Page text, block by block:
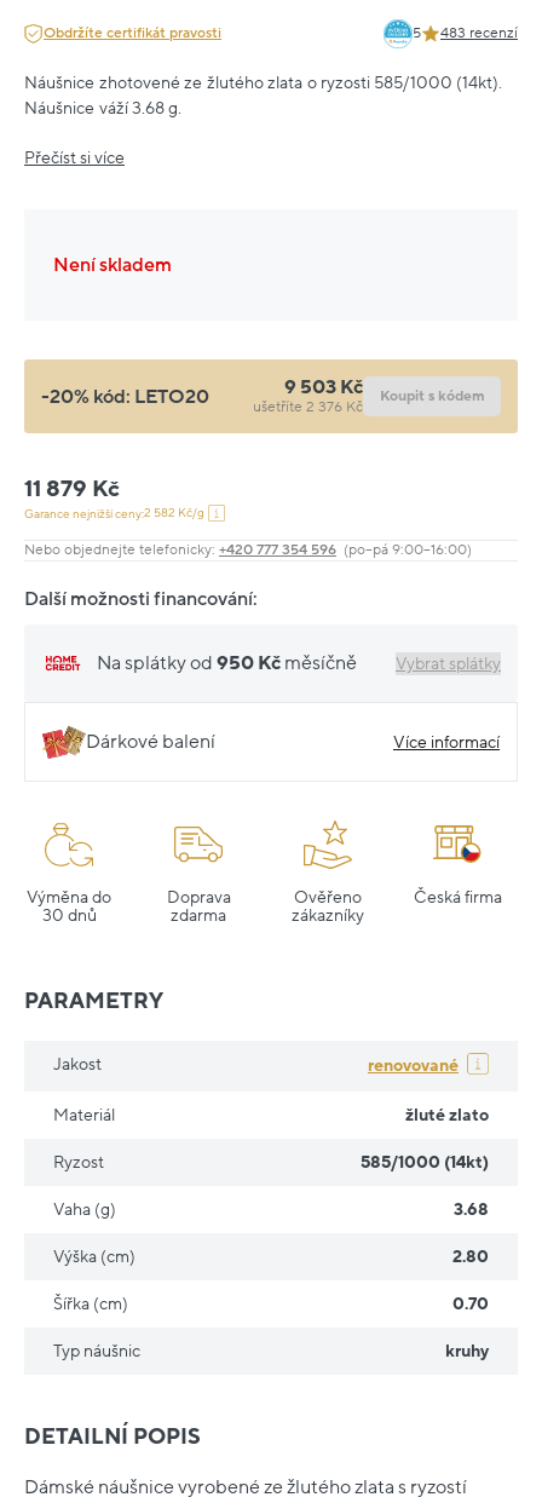
Obdržíte certifikát pravosti 5 483 recenzí
Náušnice zhotovené ze žlutého zlata o ryzosti 585/1000 (14kt).
Náušnice váží 3.68 g.
Přečíst si více
Není skladem
-20% kód: LETO20 9 503 Kč
ušetříte 2 376 Kč
Koupit s kódem
11 879 Kč
Garance nejnižší ceny:2 582 Kč/g
Nebo objednejte telefonicky: +420 777 354 596 (po–pá 9:00–16:00)
Další možnosti financování:
Na splátky od 950 Kč měsíčně Vybrat splátky
Dárkové balení Více informací
Výměna do
30 dnů
Doprava
zdarma
Ověřeno
zákazníky
Česká firma
DETAILNÍ POPIS
Dámské náušnice vyrobené ze žlutého zlata s ryzostí
PARAMETRY
Jakost renovované
Materiál žluté zlato
Ryzost 585/1000 (14kt)
Vaha (g) 3.68
Výška (cm) 2.80
Šířka (cm) 0.70
Typ náušnic kruhy